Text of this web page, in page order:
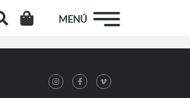
MENÚ